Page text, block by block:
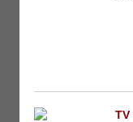
TV